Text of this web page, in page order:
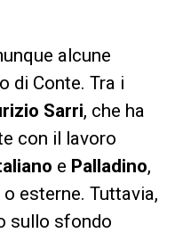
alcune
di Conte. Tra i
Sarri, che ha
con il lavoro
e Palladino,
esterne. Tuttavia,
sullo sfondo